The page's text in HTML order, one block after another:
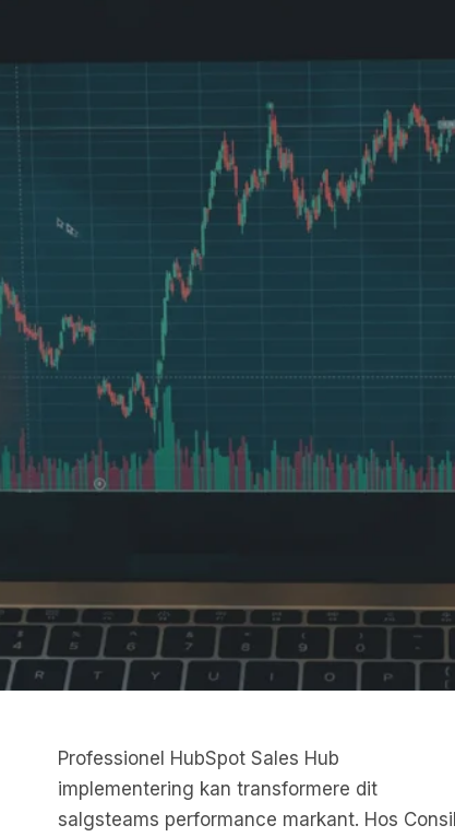
Professionel HubSpot Sales Hub
implementering kan transformere dit
salgsteams performance markant. Hos